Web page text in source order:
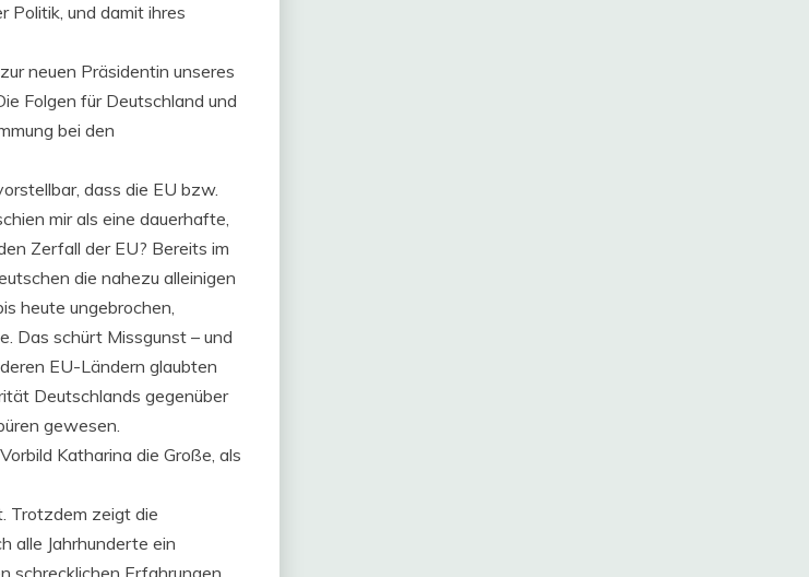
Politik, und damit ihres
neuen Präsidentin unseres
Folgen für Deutschland und
bei den
dass die EU bzw.
mir als eine dauerhafte,
Zerfall der EU? Bereits im
die nahezu alleinigen
heute ungebrochen,
Das schürt Missgunst – und
EU-Ländern glaubten
Deutschlands gegenüber
gewesen.
Katharina die Große, als
Trotzdem zeigt die
alle Jahrhunderte ein
schrecklichen Erfahrungen